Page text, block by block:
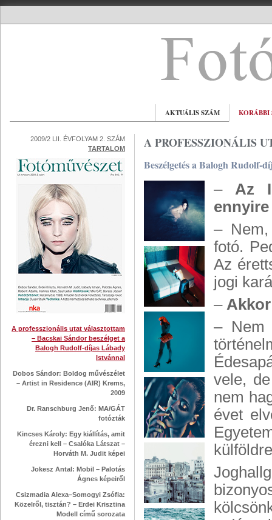
AKTUÁLIS SZÁM KORÁBBI
2009/2 LII. ÉVFOLYAM 2. SZÁM
TARTALOM
A professzionális utat választottam
– Bacskai Sándor beszélget a
Balogh Rudolf-díjas Lábady
Istvánnal
Dobos Sándor: Boldog művészélet
– Artist in Residence (AIR) Krems,
2009
Dr. Ranschburg Jenő: MA/GÁT
fotózták
Kincses Károly: Egy kiállítás, amit
érezni kell – Csalóka Látszat –
Horváth M. Judit képei
Jokesz Antal: Mobil – Palotás
Ágnes képeiről
Csizmadia Alexa–Somogyi Zsófia:
Közelről, tisztán? – Erdei Krisztina
Modell című sorozata
A PROFESSZIONÁLIS
Beszélgetés a Balogh Rudolf-
– Az
– Nem,
fotó.
Az
jogi
–
– Nem
vele,
nem
évet